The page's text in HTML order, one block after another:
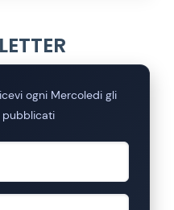
ogni Mercoledi gli